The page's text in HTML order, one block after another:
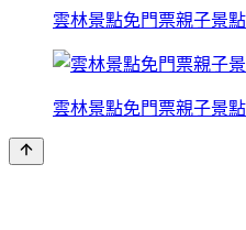
雲林景點免門票親子景
雲林景點免門票親子景